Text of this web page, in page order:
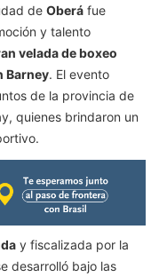
de Oberá fue
y talento
velada de boxeo
Barney. El evento
de la provincia de
quienes brindaron un
y fiscalizada por la
desarrolló bajo las